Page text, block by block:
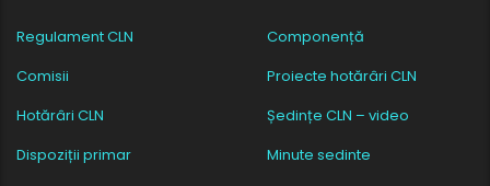
Regulament CLN
Componență
Comisii
Proiecte hotărâri CLN
Hotărâri CLN
Ședințe CLN – video
Dispoziții primar
Minute sedinte